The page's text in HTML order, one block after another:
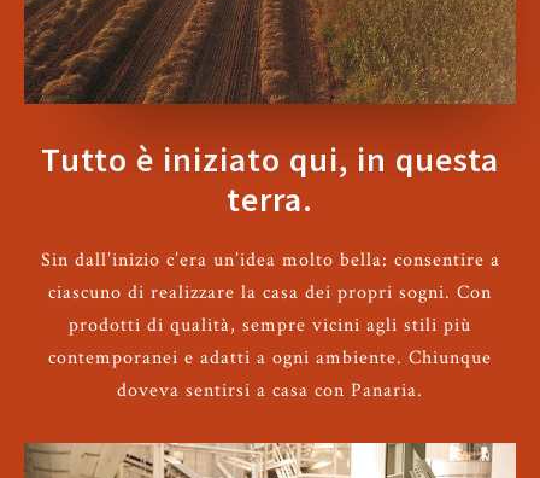
Tutto è iniziato qui, in questa
terra.
Sin dall’inizio c’era un’idea molto bella: consentire a
ciascuno di realizzare la casa dei propri sogni. Con
prodotti di qualità, sempre vicini agli stili più
contemporanei e adatti a ogni ambiente. Chiunque
doveva sentirsi a casa con Panaria.